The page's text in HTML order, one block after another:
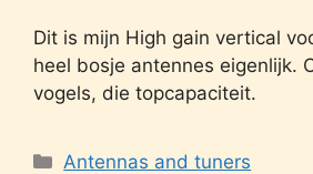
Dit is mijn High gain vertical
heel bosje antennes eigenlijk.
vogels, die topcapaciteit.
Categories
Antennas and tuners